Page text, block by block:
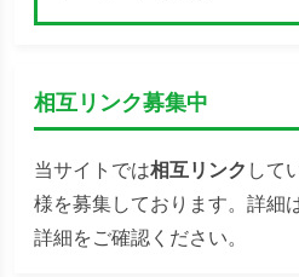
相互リンク募集中
当サイトでは相互リンク して
様を募集しております。詳細
詳細をご確認ください。